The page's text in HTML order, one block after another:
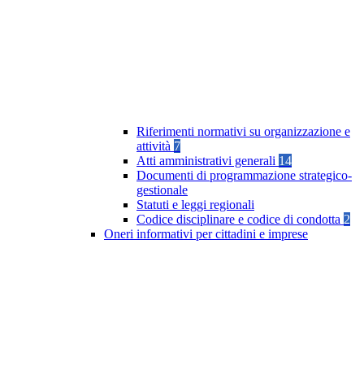
Riferimenti normativi su organizzazione e
attività 7
Atti amministrativi generali 14
Documenti di programmazione strategico-
gestionale
Statuti e leggi regionali
Codice disciplinare e codice di condotta 2
Oneri informativi per cittadini e imprese